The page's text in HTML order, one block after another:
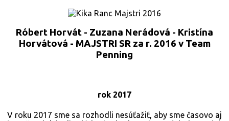
Róbert Horvát - Zuzana Nerádová - Kristína
Horvátová - MAJSTRI SR za r. 2016 v Team
Penning
rok 2017
V roku 2017 sme sa rozhodli nesúťažiť, aby sme časovo aj